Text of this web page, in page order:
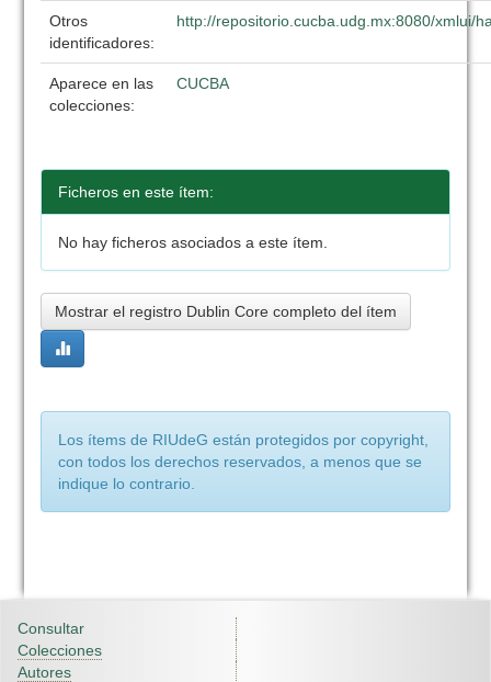
Otros
identificadores:
http://repositorio.cucba.udg.mx:8080/xmlui/
Aparece en las
colecciones:
CUCBA
Ficheros en este ítem:
No hay ficheros asociados a este ítem.
Mostrar el registro Dublin Core completo del ítem
Los ítems de RIUdeG están protegidos por copyright,
con todos los derechos reservados, a menos que se
indique lo contrario.
Consultar
Colecciones
Autores